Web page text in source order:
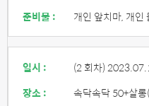
준비물 :
개인 앞치마, 개인
일시 : (2 회차)
장소 :
속닥속닥 50+살롱